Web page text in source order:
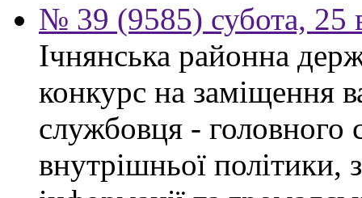
№ 39 (9585) субота, 25
Ічнянська районна
конкурс на заміщення
службовця - головного
внутрішньої політики,